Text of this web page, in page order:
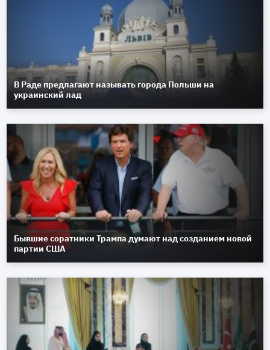
В Раде предлагают называть города Польши на
украинский лад
Бывшие соратники Трампа думают над созданием новой
партии США